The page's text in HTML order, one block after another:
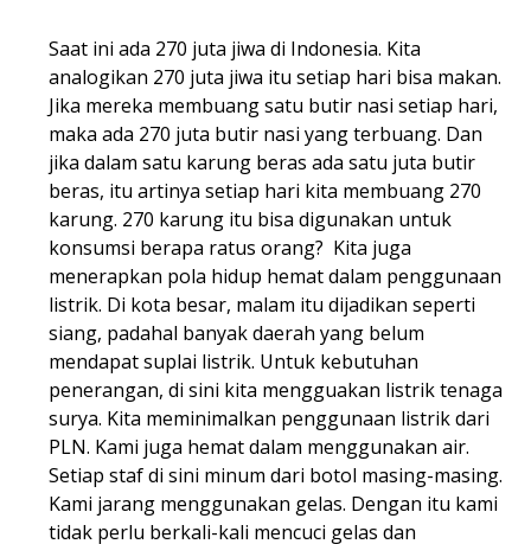
Saat ini ada 270 juta jiwa di Indonesia. Kita
analogikan 270 juta jiwa itu setiap hari bisa makan.
Jika mereka membuang satu butir nasi setiap hari,
maka ada 270 juta butir nasi yang terbuang. Dan
jika dalam satu karung beras ada satu juta butir
beras, itu artinya setiap hari kita membuang 270
karung. 270 karung itu bisa digunakan untuk
konsumsi berapa ratus orang? Kita juga
menerapkan pola hidup hemat dalam penggunaan
listrik. Di kota besar, malam itu dijadikan seperti
siang, padahal banyak daerah yang belum
mendapat suplai listrik. Untuk kebutuhan
penerangan, di sini kita mengguakan listrik tenaga
surya. Kita meminimalkan penggunaan listrik dari
PLN. Kami juga hemat dalam menggunakan air.
Setiap staf di sini minum dari botol masing-masing.
Kami jarang menggunakan gelas. Dengan itu kami
tidak perlu berkali-kali mencuci gelas dan